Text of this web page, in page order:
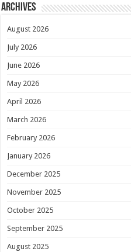
Archives
August 2026
July 2026
June 2026
May 2026
April 2026
March 2026
February 2026
January 2026
December 2025
November 2025
October 2025
September 2025
August 2025